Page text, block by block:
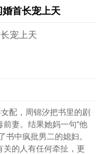
首长宠上天
宠上天
配，周锦汐把书里的剧
妻。结果她妈一句“他
书中疯批男二的媳妇。
关的人有任何牵扯，更